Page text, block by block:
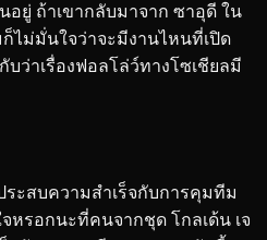
ยู่ ถ้าเขากลับมาจาก ซาอุดี ใน
ไม่มั่นใจว่าจะมีงานไหนที่เปิด
ว่าเรื่องฟอลโล่ว์ทางโซเชียลมี
ระสบความสำเร็จกับการคุมทีม
หรอกนะที่คนจากชุด โกลเด้น เจ